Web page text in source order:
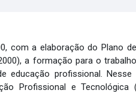
com a elaboração do Plano
a formação para o
educação profissional.
Profissional e